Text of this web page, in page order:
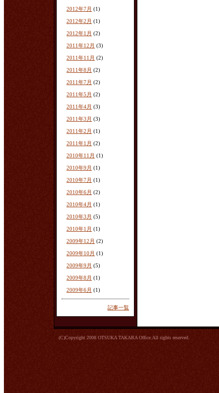
2012年7月 (1)
2012年2月 (1)
2012年1月 (2)
2011年12月 (3)
2011年11月 (2)
2011年8月 (2)
2011年7月 (2)
2011年5月 (2)
2011年4月 (3)
2011年3月 (3)
2011年2月 (1)
2011年1月 (2)
2010年11月 (1)
2010年9月 (1)
2010年7月 (1)
2010年6月 (2)
2010年4月 (1)
2010年3月 (5)
2010年1月 (1)
2009年12月 (2)
2009年10月 (1)
2009年9月 (5)
2009年8月 (1)
2009年6月 (1)
記事一覧
(C)Copyright 2008 OTSUKA TAKARA Office.All rights reserved.